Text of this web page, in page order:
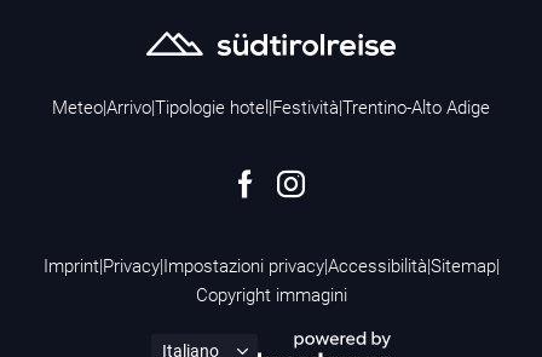
Meteo|Arrivo|Tipologie hotel |Festività|Trentino-Alto Adige
Imprint|Privacy|Impostazioni privacy|Accessibilità|Sitemap|
Copyright immagini